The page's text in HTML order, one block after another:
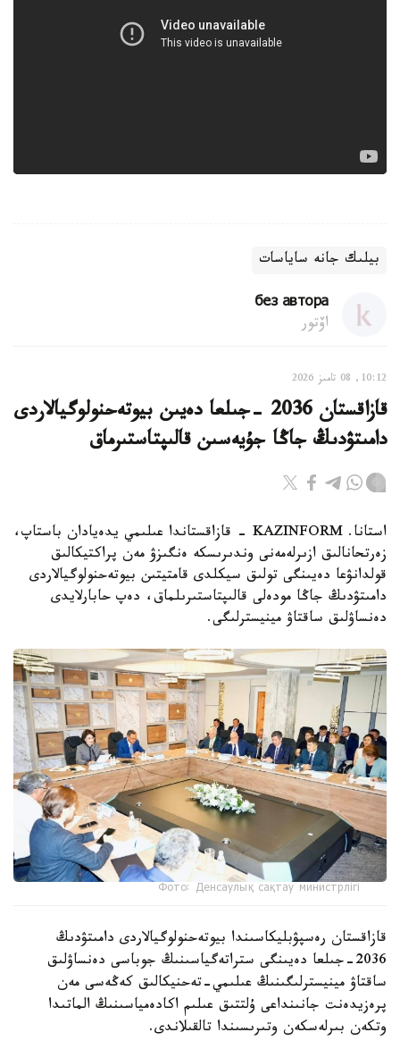
بيلىك جانە ساياسات
без автора
اۆتور
10:12, 08 تامىز 2026
قازاقستان 2036 -جىلعا دەيىن بيوتەحنولوگيالاردى
دامىتۋدىڭ جاڭا جۇيەسىن قالىپتاستىرماق
استانا. KAZINFORM - قازاقستاندا عىلىمي يدەيادان باستاپ،
زەرتحانالىق ازىرلەمەنى وندىرىسكە ەنگىزۋ مەن پراكتيكالىق
قولدانۋعا دەيىنگى تولىق سيكلدى قامتيتىن بيوتەحنولوگيالاردى
دامىتۋدىڭ جاڭا مودەلى قالىپتاستىرىلماق، دەپ حابارلايدى
دەنساۋلىق ساقتاۋ مينيسترلىگى.
Фото: Денсаулық сақтау министрлігі
قازاقستان رەسپۋبليكاسىندا بيوتەحنولوگيالاردى دامىتۋدىڭ
2036-جىلعا دەيىنگى ستراتەگياسىنىڭ جوباسى دەنساۋلىق
ساقتاۋ مينيسترلىگىنىڭ عىلىمي-تەحنيكالىق كەڭەسى مەن
پرەزيدەنت جانىنداعى ۇلتتىق عىلىم اكادەمياسىنىڭ الماتىدا
وتكەن بىرلەسكەن وتىرىسىندا تالقىلاندى.